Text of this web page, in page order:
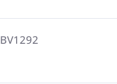
BV1292